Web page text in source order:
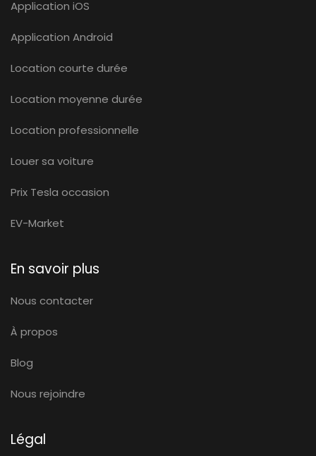
Application iOS
Application Android
Location courte durée
Location moyenne durée
Location professionnelle
Louer sa voiture
Prix Tesla occasion
EV-Market
En savoir plus
Nous contacter
À propos
Blog
Nous rejoindre
Légal